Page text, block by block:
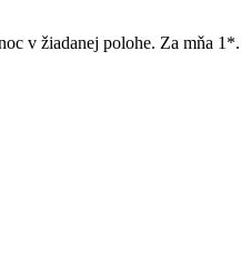
v žiadanej polohe. Za mňa 1*.